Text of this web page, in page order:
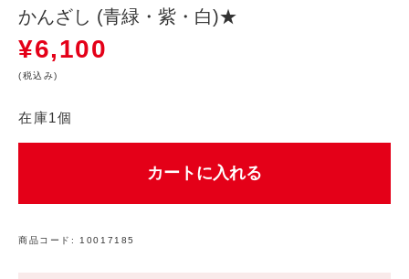
かんざし (青緑・紫・白)★
¥6,100
(税込み)
在庫1個
カートに入れる
商品コード: 10017185